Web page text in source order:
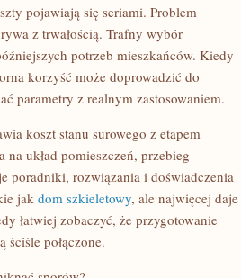
pojawiają się seriami. Problem
z trwałością. Trafny wybór
potrzeb mieszkańców. Kiedy
korzyść może doprowadzić do
parametry z realnym zastosowaniem.
koszt stanu surowego z etapem
na układ pomieszczeń, przebieg
poradniki, rozwiązania i doświadczenia
jak dom szkieletowy, ale najwięcej daje
łatwiej zobaczyć, że przygotowanie
ściśle połączone.